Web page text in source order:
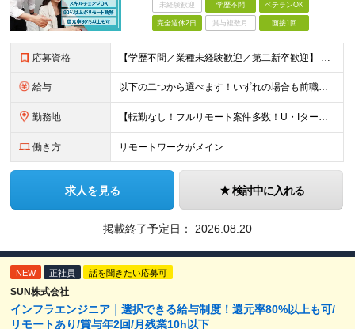
未経験歓迎 学歴不問 ベテランOK
完全週休2日 賞与複数月 面接1回
応募資格 【学歴不問／業種未経験歓迎／第二新卒歓迎】 ■IT・システムエンジニアの実務経験をお持ちの方※工程や使用言語、経験年数は不問 ◎転職回数は不問 ＼下記のような方にオススメ／ ・安定した収入を得たい方
給与 以下の二つから選べます！いずれの場合も前職の給与を考盛し給与シミュレーションを作成します。 【プロセス型（コツコツ給与を上げたい方向け）】 ■月給25万円～50万円 ※年齢や社歴、仕事の取り組み姿勢
勤務地 【転勤なし！フルリモート案件多数！U・Iターン歓迎】 一都三県を中心に豊富な案件を保有しております！ 東京・愛知・大阪・広島・福岡・新潟の 各プロジェクト先または自社拠点 ※勤務地は希望を考慮します
働き方 リモートワークがメイン
求人を見る 検討中に入れる
掲載終了予定日： 2026.08.20
NEW 正社員 話を聞きたい応募可
SUN株式会社
インフラエンジニア｜選択できる給与制度！還元率80%以上も可/
リモートあり/賞与年2回/月残業10h以下